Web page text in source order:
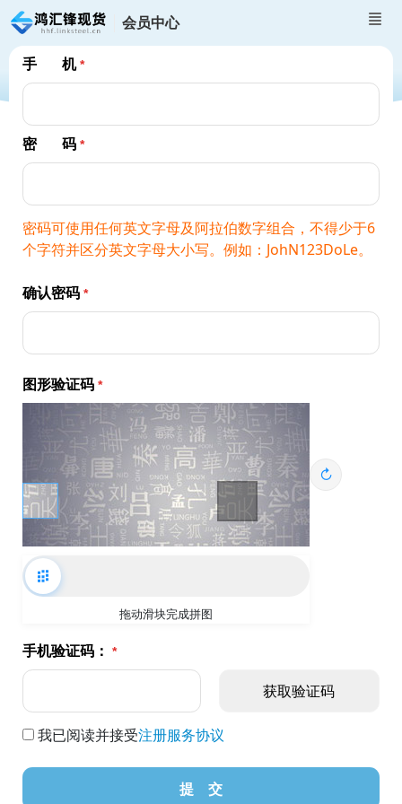
会员中心
手 机
密 码
密码可使用任何英文字母及阿拉伯数字组合，不得少于6
个字符并区分英文字母大小写。例如：JohN123DoLe。
确认密码
图形验证码
↻
拖动滑块完成拼图
手机验证码：
我已阅读并接受注册服务协议
提 交